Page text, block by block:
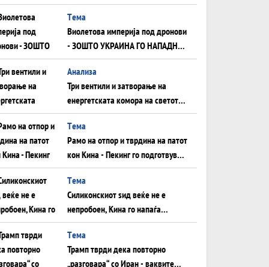
Tема
Виолетова империја под дронови
- ЗОШТО УКРАИНА ГО НАПАДНА
РУСКИОТ WILDBERRIES
Aнализа
Три вентили и затворање на
енергетската комора на светот:
Нападот во Суец најавува
глобален енергетски инфаркт?
Tема
Рамо на отпор и тврдина на патот
кон Кина - Пекинг го подготвува
Иран за американска копнена
инвазија
Tема
Силиконскиот ѕид веќе не е
непробоен, Кина го напаѓа
последниот голем монопол на
Западот?
Tема
Трамп тврди дека повторно
„разговара“ со Иран - ваквите